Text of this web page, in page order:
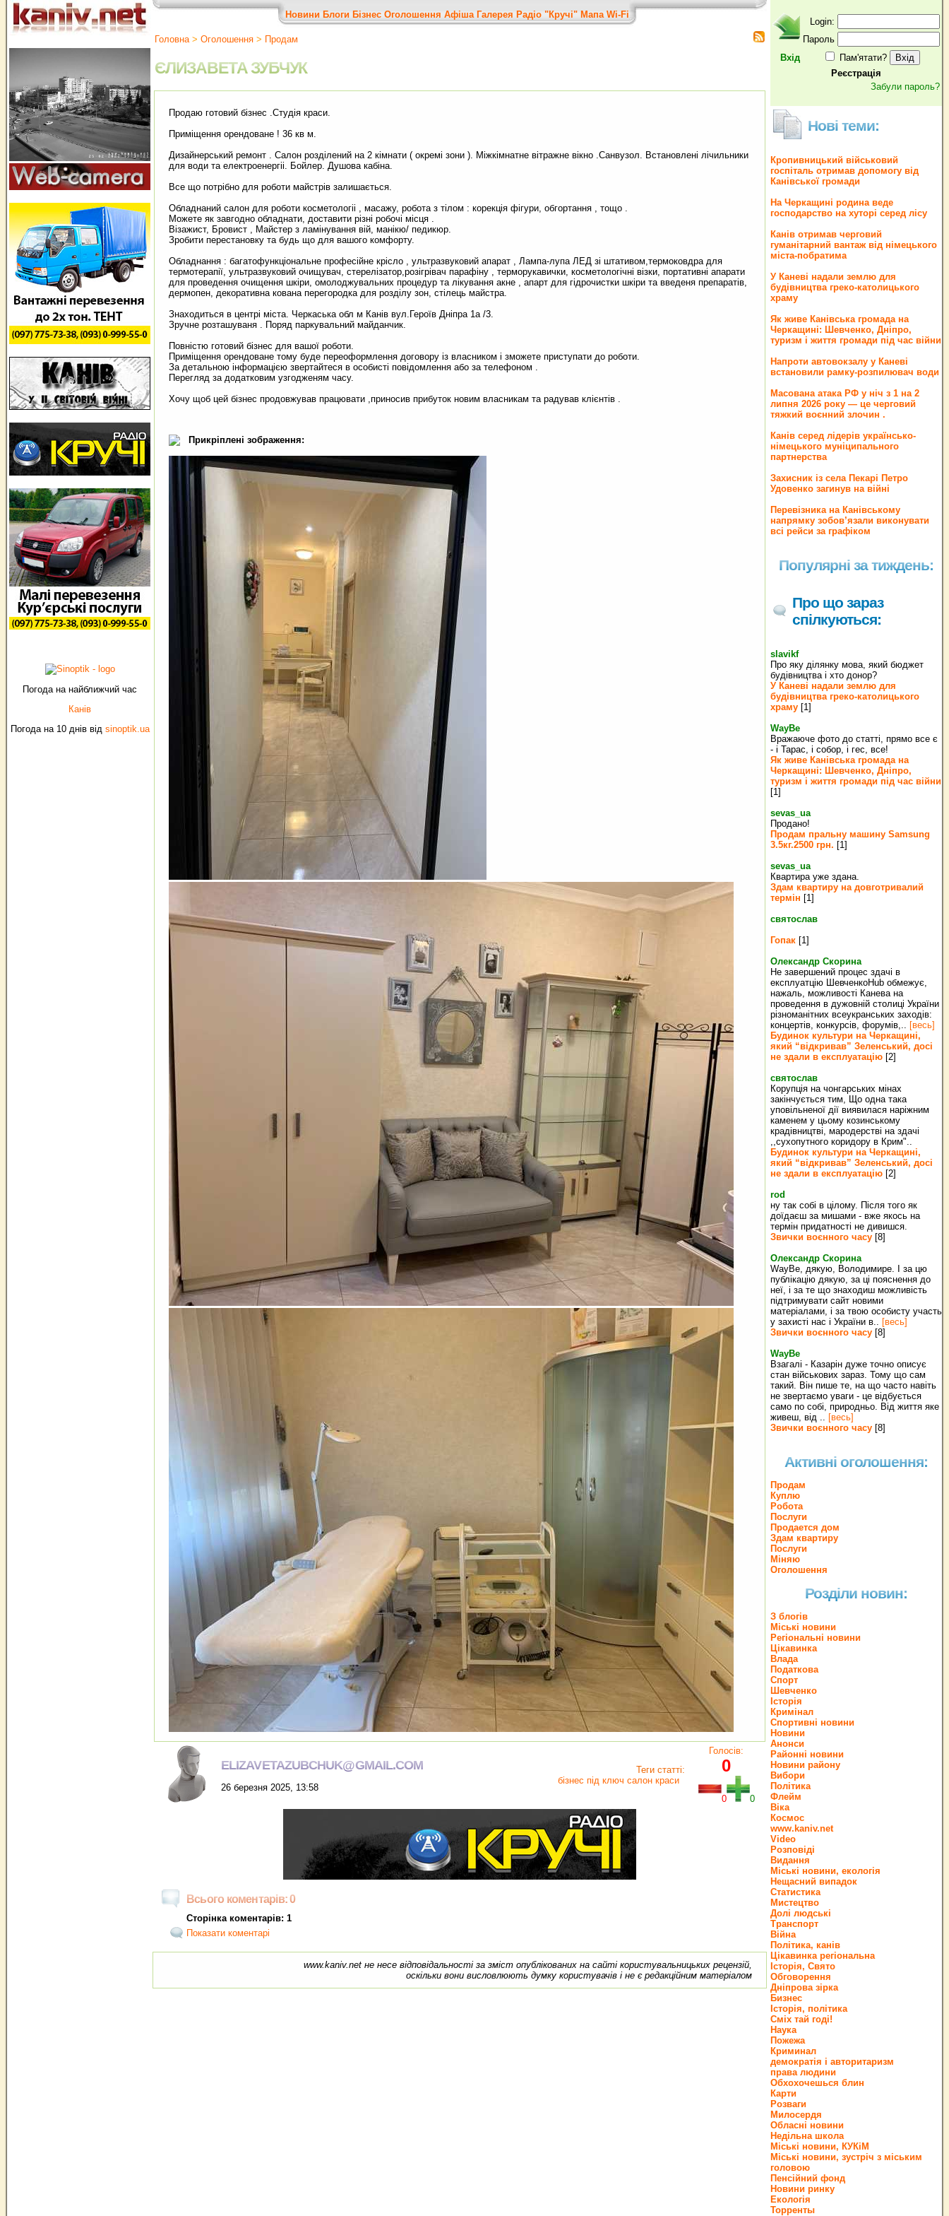
Погода на найближчий час
Канів
Погода на 10 днів від sinoptik.ua
Новини Блоги Бізнес Оголошення Афіша Галерея Радіо "Кручі" Мапа Wi-Fi
Головна> Оголошення > Продам
ЄЛИЗАВЕТА ЗУБЧУК
Продаю готовий бізнес .Студія краси.
Приміщення орендоване ! 36 кв м.
Дизайнерський ремонт . Салон розділений на 2 кімнати ( окремі зони ). Міжкімнатне вітражне вікно .Санвузол. Встановлені лічильники
для води та електроенергіі. Бойлер. Душова кабіна.
Все що потрібно для роботи майстрів залишається.
Обладнаний салон для роботи косметологіі , масажу, робота з тілом : корекція фігури, обгортання , тощо .
Можете як завгодно обладнати, доставити різні робочі місця .
Візажист, Бровист , Майстер з ламінування вій, манікю/ педикюр.
Зробити перестановку та будь що для вашого комфорту.
Обладнання : багатофункціональне професійне крісло , ультразвуковий апарат , Лампа-лупа ЛЕД зі штативом,термоковдра для
термотерапії, ультразвуковий очищувач, стерелізатор,розігрівач парафіну , терморукавички, косметологічні візки, портативні апарати
для проведення очищення шкіри, омолоджувальних процедур та лікування акне , апарт для гідрочистки шкіри та введеня препаратів,
дермопен, декоративна кована перегородка для розділу зон, стілець майстра.
Знаходиться в центрі міста. Черкаська обл м Канів вул.Героїв Дніпра 1а /3.
Зручне розташуваня . Поряд паркувальний майданчик.
Повністю готовий бізнес для вашої роботи.
Приміщення орендоване тому буде переоформлення договору із власником і зможете приступати до роботи.
За детальною інформацією звертайтеся в особисті повідомлення або за телефоном .
Перегляд за додатковим узгодженям часу.
Хочу щоб цей бізнес продовжував працювати ,приносив прибуток новим власникам та радував клієнтів .
Прикріплені зображення:
ELIZAVETAZUBCHUK@GMAIL.COM
26 березня 2025, 13:58
Теги статті:
бізнес під ключ салон краси
Голосів:
0
0 0
Всього коментарів: 0
Сторінка коментарів: 1
Показати коментарі
www.kaniv.net не несе відповідальності за зміст опублікованих на сайті користувальницьких рецензій,
оскільки вони висловлюють думку користувачів і не є редакційним матеріалом
Вхід
Login:
Пароль
Пам'ятати?
Реєстрація
Забули пароль?
Нові теми:
Кропивницький військовий
госпіталь отримав допомогу від
Канівської громади
На Черкащині родина веде
господарство на хуторі серед лісу
Канів отримав черговий
гуманітарний вантаж від німецького
міста-побратима
У Каневі надали землю для
будівництва греко‐католицького
храму
Як живе Канівська громада на
Черкащині: Шевченко, Дніпро,
туризм і життя громади під час війни
Напроти автовокзалу у Каневі
встановили рамку-розпилювач води
Масована атака РФ у ніч з 1 на 2
липня 2026 року — це черговий
тяжкий воєнний злочин .
Канів серед лідерів українсько-
німецького муніципального
партнерства
Захисник із села Пекарі Петро
Удовенко загинув на війні
Перевізника на Канівському
напрямку зобов’язали виконувати
всі рейси за графіком
Популярні за тиждень:
Про що зараз
спілкуються:
slavikf
Про яку ділянку мова, який бюджет
будівництва і хто донор?
У Каневі надали землю для
будівництва греко‐католицького
храму [1]
WayBe
Вражаюче фото до статті, прямо все є
- і Тарас, і собор, і гес, все!
Як живе Канівська громада на
Черкащині: Шевченко, Дніпро,
туризм і життя громади під час війни
[1]
sevas_ua
Продано!
Продам пральну машину Samsung
3.5кг.2500 грн. [1]
sevas_ua
Квартира уже здана.
Здам квартиру на довготривалий
термін [1]
святослав
Гопак [1]
Олександр Скорина
Не завершений процес здачі в
експлуатцію ШевченкоHub обмежує,
нажаль, можливості Канева на
проведення в дужовній столиці України
різноманітних всеукранських заходів:
концертів, конкурсів, форумів,.. [весь]
Будинок культури на Черкащині,
який “відкривав” Зеленський, досі
не здали в експлуатацію [2]
святослав
Корупція на чонгарських мінах
закінчується тим, Що одна така
уповільненої дії виявилася наріжним
каменем у цьому козинському
крадівництві, мародерстві на здачі
,,сухопутного коридору в Крим"..
Будинок культури на Черкащині,
який “відкривав” Зеленський, досі
не здали в експлуатацію [2]
rod
ну так собі в цілому. Після того як
доїдаєш за мишами - вже якось на
термін придатності не дивишся.
Звички воєнного часу [8]
Олександр Скорина
WayBe, дякую, Володимире. І за цю
публікацію дякую, за ці пояснення до
неї, і за те що знаходиш можливість
підтримувати сайт новими
матеріалами, і за твою особисту участь
у захисті нас і України в.. [весь]
Звички воєнного часу [8]
WayBe
Взагалі - Казарін дуже точно описує
стан військових зараз. Тому що сам
такий. Він пише те, на що часто навіть
не звертаємо уваги - це відбується
само по собі, природньо. Від життя яке
живеш, від .. [весь]
Звички воєнного часу [8]
Активні оголошення:
Продам
Куплю
Робота
Послуги
Продается дом
Здам квартиру
Послуги
Міняю
Оголошення
Розділи новин:
З блогів
Міські новини
Регіональні новини
Цікавинка
Влада
Податкова
Спорт
Шевченко
Історія
Кримінал
Спортивні новини
Новини
Анонси
Районні новини
Новини району
Вибори
Політика
Флейм
Віка
Космос
www.kaniv.net
Video
Розповіді
Видання
Міські новини, екологія
Нещасний випадок
Статистика
Мистецтво
Долі людські
Транспорт
Війна
Політика, канів
Цікавинка регіональна
Історія, Свято
Обговорення
Дніпрова зірка
Бизнес
Історія, політика
Сміх тай годі!
Наука
Пожежа
Криминал
демократія і авторитаризм
права людини
Обхохочешься блин
Карти
Розваги
Милосердя
Обласні новини
Недільна школа
Міські новини, КУКіМ
Міські новини, зустріч з міським
головою
Пенсійний фонд
Новини ринку
Екологія
Торренты